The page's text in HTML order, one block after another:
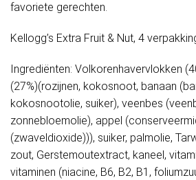
favoriete gerechten.
Kellogg’s Extra Fruit & Nut, 4
Ingrediënten: Volkorenhavervlokken
(27%)(rozijnen, kokosnoot, banaan
kokosnootolie, suiker), veenbes
zonnebloemolie), appel
(zwaveldioxide))), suiker, palmolie,
zout, Gerstemoutextract, kaneel,
vitaminen (niacine, B6, B2, B1,